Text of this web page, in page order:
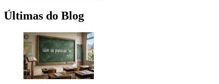
Últimas do Blog